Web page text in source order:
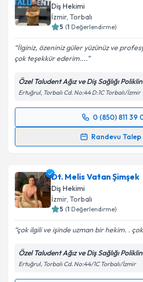
Diş Hekimi
İzmir, Torbalı
5 (1 Değerlendirme)
İlginiz, özeniniz güler yüzünüz ve
çok teşekkür ederim....
Özel Taludent Ağız ve Diş Sağlığı
Ertuğrul, Torbalı Cd. No:44 D:1C Torbalı/İzmir
0 (850) 811 39
Randevu Talep
Randevu Takvimi Talebi
almanız için bir takvim
bilgilendireceğiz.
E-posta Adresiniz
Kişisel verilerimin işlenmesine
Metni'ni okudum ve kişisel
kapsamda işlenmesini kabul
Dt. Melis Vatan Şimşek
Diş Hekimi
İzmir, Torbalı
5 (1 Değerlendirme)
çok ilgili ve işinde uzman bir hekim. .
Özel Taludent Ağız ve Diş Sağlığı
Ertuğrul, Torbalı Cd. No:44/1C Torbalı/İzmir